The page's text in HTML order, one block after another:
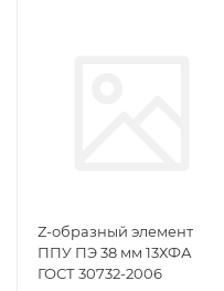
Z-образный элемент
ППУ ПЭ 38 мм 13ХФА
ГОСТ 30732-2006